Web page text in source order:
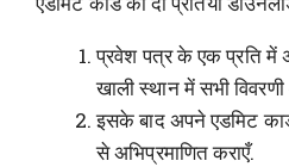
प्रवेश पत्र के एक प्रति में
खाली स्थान में सभी
इसके बाद अपने एडमिट
से अभिप्रमाणित कराएँ.